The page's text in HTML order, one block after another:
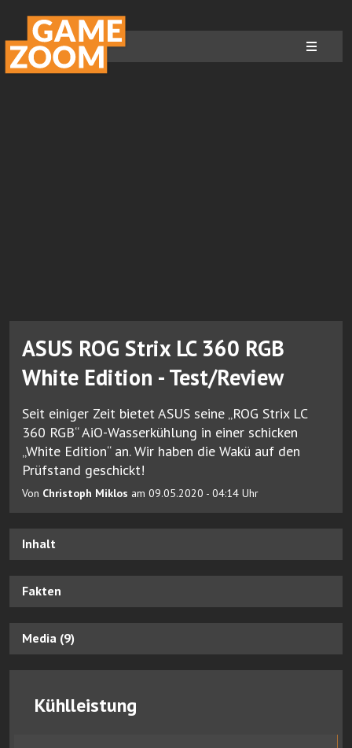
ASUS ROG Strix LC 360 RGB
White Edition - Test/Review
Seit einiger Zeit bietet ASUS seine „ROG Strix LC
360 RGB“ AiO-Wasserkühlung in einer schicken
„White Edition“ an. Wir haben die Wakü auf den
Prüfstand geschickt!
Von Christoph Miklos am 09.05.2020 - 04:14 Uhr
Inhalt
Fakten
Media (9)
Kühlleistung